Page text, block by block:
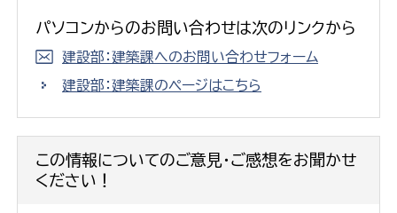
パソコンからのお問い合わせは次のリンクから
建設部：建築課へのお問い合わせフォーム
建設部：建築課のページはこちら
この情報についてのご意見・ご感想をお聞かせ
ください！